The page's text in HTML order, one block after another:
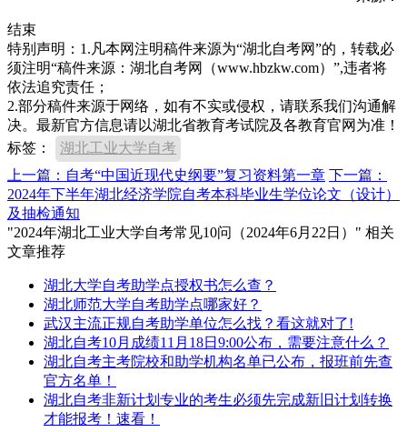
结束
特别声明：1.凡本网注明稿件来源为“湖北自考网”的，转载必
须注明“稿件来源：湖北自考网（www.hbzkw.com）”,违者将
依法追究责任；
2.部分稿件来源于网络，如有不实或侵权，请联系我们沟通解
决。最新官方信息请以湖北省教育考试院及各教育官网为准！
标签：
湖北工业大学自考
上一篇：自考“中国近现代史纲要”复习资料第一章 下一篇：
2024年下半年湖北经济学院自考本科毕业生学位论文（设计）
及抽检通知
"2024年湖北工业大学自考常见10问（2024年6月22日）" 相关
文章推荐
湖北大学自考助学点授权书怎么查？
湖北师范大学自考助学点哪家好？
武汉主流正规自考助学单位怎么找？看这就对了!
湖北自考10月成绩11月18日9:00公布，需要注意什么？
湖北自考主考院校和助学机构名单已公布，报班前先查
官方名单！
湖北自考非新计划专业的考生必须先完成新旧计划转换
才能报考！速看！